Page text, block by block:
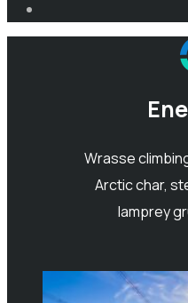
Wrasse
Arctic char,
lamprey